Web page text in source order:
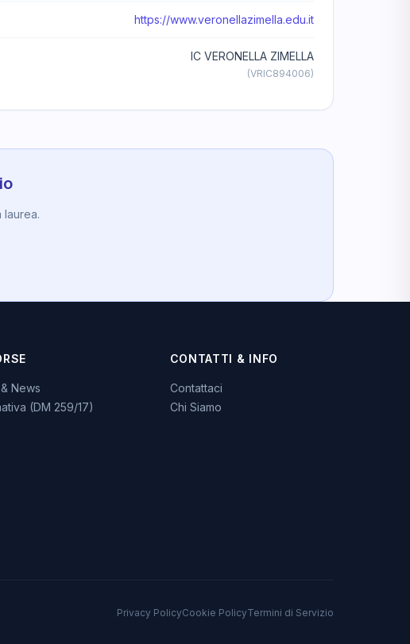
https://www.veronellazimella.edu.it
IC VERONELLA ZIMELLA
(VRIC894006)
laurea.
News
(DM 259/17)
CONTATTI & INFO
Contattaci
Chi Siamo
Privacy PolicyCookie PolicyTermini di Servizio